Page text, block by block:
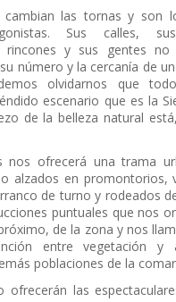
las tornas y son
Sus calles,
rincones y sus gentes
número y la cercanía de
olvidarnos que
escenario que es la
de la belleza natural
nos ofrecerá una trama
alzados en promontorios,
de turno y rodeados
puntuales que nos
de la zona y nos
entre vegetación y
poblaciones de la
ofrecerán las